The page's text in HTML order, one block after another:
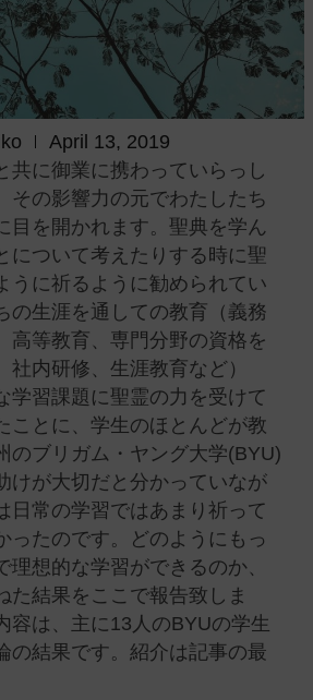
April 13, 2019
共に御業に携わっていらっし
その影響力の元でわたしたち
目を開かれます。聖典を学ん
について考えたりする時に聖
うに祈るように勧められてい
の生涯を通しての教育（義務
高等教育、専門分野の資格を
社内研修、生涯教育など）
学習課題に聖霊の力を受けて
ことに、学生のほとんどが教
のブリガム・ヤング大学(BYU)
けが大切だと分かっていなが
日常の学習ではあまり祈って
ったのです。どのようにもっ
理想的な学習ができるのか、
た結果をここで報告致しま
容は、主に13人のBYUの学生
の結果です。紹介は記事の最